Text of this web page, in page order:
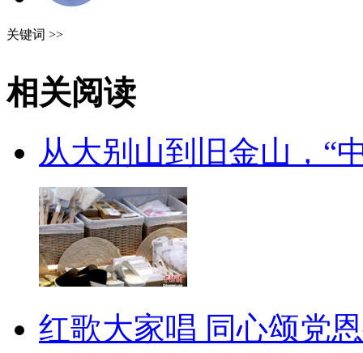
关键词 >>
相关阅读
从大别山到旧金山，“
红歌大家唱 同心颂党